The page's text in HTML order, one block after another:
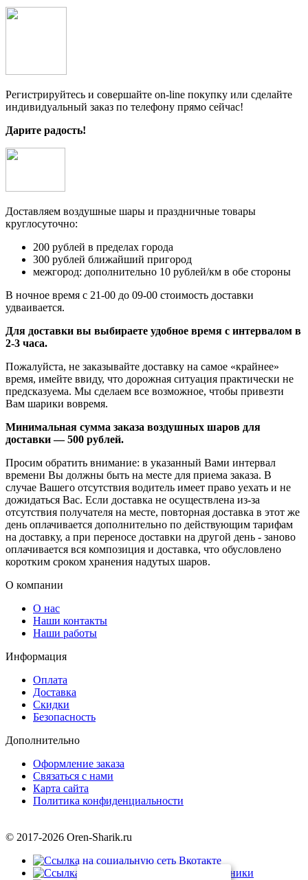
Регистрируйтесь и совершайте on-line покупку или сделайте
индивидуальный заказ по телефону прямо сейчас!
Дарите радость!
Доставляем воздушные шары и праздничные товары
круглосуточно:
200 рублей в пределах города
300 рублей ближайший пригород
межгород: дополнительно 10 рублей/км в обе стороны
В ночное время с 21-00 до 09-00 стоимость доставки
удваивается.
Для доставки вы выбираете удобное время с интервалом в
2-3 часа.
Пожалуйста, не заказывайте доставку на самое «крайнее»
время, имейте ввиду, что дорожная ситуация практически не
предсказуема. Мы сделаем все возможное, чтобы привезти
Вам шарики вовремя.
Минимальная сумма заказа воздушных шаров для
доставки — 500 рублей.
Просим обратить внимание: в указанный Вами интервал
времени Вы должны быть на месте для приема заказа. В
случае Вашего отсутствия водитель имеет право уехать и не
дожидаться Вас. Если доставка не осуществлена из-за
отсутствия получателя на месте, повторная доставка в этот же
день оплачивается дополнительно по действующим тарифам
на доставку, а при переносе доставки на другой день - заново
оплачивается вся композиция и доставка, что обусловлено
коротким сроком хранения надутых шаров.
О компании
О нас
Наши контакты
Наши работы
Информация
Оплата
Доставка
Скидки
Безопасность
Дополнительно
Оформление заказа
Связаться с нами
Карта сайта
Политика конфиденциальности
© 2017-2026 Oren-Sharik.ru